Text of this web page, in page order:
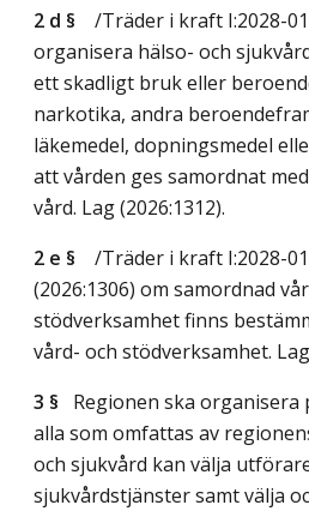
2 d §
/Träder i kraft I:2028-
organisera hälso- och
ett skadligt bruk eller
narkotika, andra
läkemedel, dopningsmedel
att vården ges samordnat
vård. Lag (2026:1312).
2 e §
/Träder i kraft I:2028-
(2026:1306) om samordnad
stödverksamhet finns
vård- och stödverksamhet.
3 § Regionen ska organisera
alla som omfattas av
och sjukvård kan välja
sjukvårdstjänster samt välja